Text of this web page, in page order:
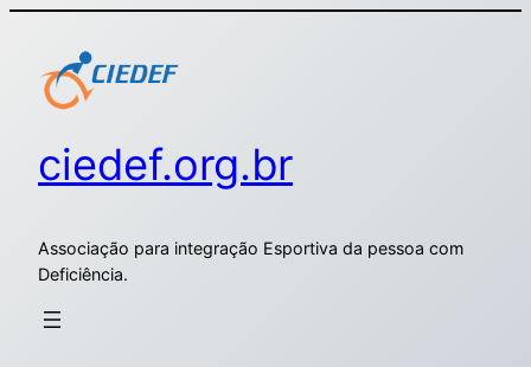
ciedef.org.br
Associação para integração Esportiva da pessoa com
Deficiência.